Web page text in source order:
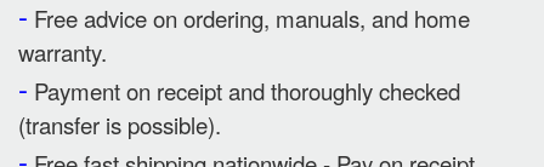
- Free advice on ordering, manuals, and home
warranty.
- Payment on receipt and thoroughly checked
(transfer is possible).